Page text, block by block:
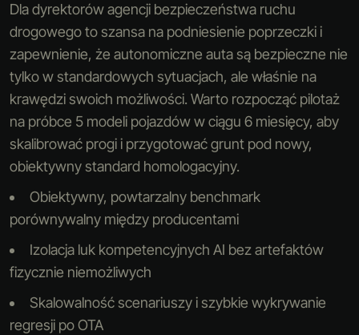
Dla dyrektorów agencji bezpieczeństwa ruchu
drogowego to szansa na podniesienie poprzeczki i
zapewnienie, że autonomiczne auta są bezpieczne nie
tylko w standardowych sytuacjach, ale właśnie na
krawędzi swoich możliwości. Warto rozpocząć pilotaż
na próbce 5 modeli pojazdów w ciągu 6 miesięcy, aby
skalibrować progi i przygotować grunt pod nowy,
obiektywny standard homologacyjny.
Obiektywny, powtarzalny benchmark
porównywalny między producentami
Izolacja luk kompetencyjnych AI bez artefaktów
fizycznie niemożliwych
Skalowalność scenariuszy i szybkie wykrywanie
regresji po OTA